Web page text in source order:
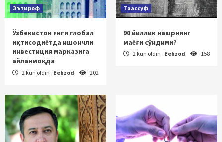
Эътироф
Ўзбекистон янги глобал
иқтисодиётда ишончли
инвестиция марказига
айланмоқда
2 kun oldin Behzod 202
Таассуф
90 йиллик нашрнинг
маёғи сўндими?
2 kun oldin Behzod 158